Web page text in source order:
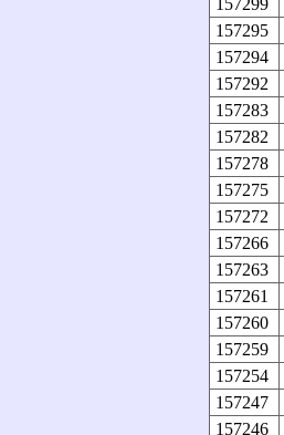
157299
157295
157294
157292
157283
157282
157278
157275
157272
157266
157263
157261
157260
157259
157254
157247
157246